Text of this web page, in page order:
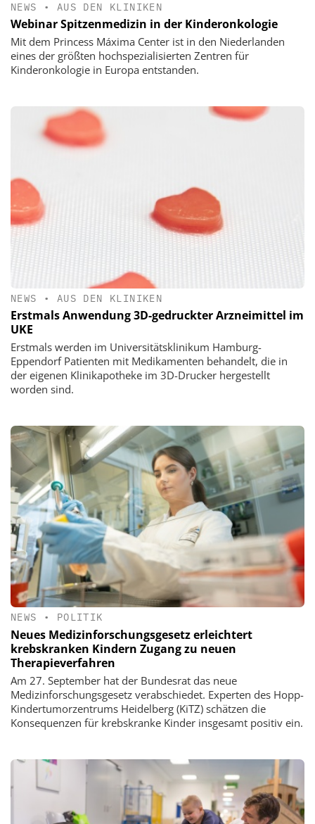
NEWS • AUS DEN KLINIKEN
Webinar Spitzenmedizin in der Kinderonkologie
Mit dem Princess Máxima Center ist in den Niederlanden
eines der größten hochspezialisierten Zentren für
Kinderonkologie in Europa entstanden.
NEWS • AUS DEN KLINIKEN
Erstmals Anwendung 3D-gedruckter Arzneimittel im
UKE
Erstmals werden im Universitätsklinikum Hamburg-
Eppendorf Patienten mit Medikamenten behandelt, die in
der eigenen Klinikapotheke im 3D-Drucker hergestellt
worden sind.
NEWS • POLITIK
Neues Medizinforschungsgesetz erleichtert
krebskranken Kindern Zugang zu neuen
Therapieverfahren
Am 27. September hat der Bundesrat das neue
Medizinforschungsgesetz verabschiedet. Experten des Hopp-
Kindertumorzentrums Heidelberg (KiTZ) schätzen die
Konsequenzen für krebskranke Kinder insgesamt positiv ein.